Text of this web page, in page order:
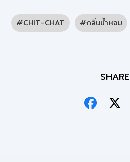
CHIT-CHAT กลิ่นน้ำหอม
SHARE